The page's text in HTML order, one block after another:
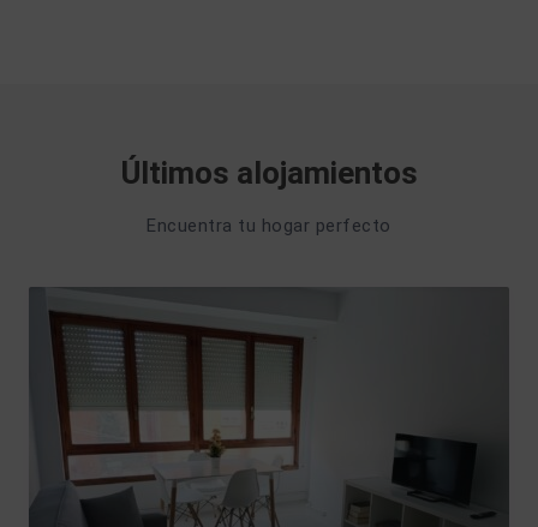
Últimos alojamientos
Encuentra tu hogar perfecto